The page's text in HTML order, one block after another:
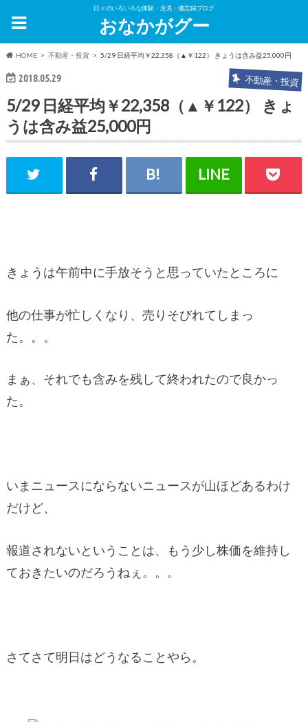
日々のいろいろな体験・意見・備忘録ブログ
おなかがグー
HOME 不動産・投資 5/29 日経平均￥22,358（▲￥122） きょうは含み益25,000円
2018.05.29 不動産・投資
5/29 日経平均￥22,358（▲￥122） きょ
うは含み益25,000円
きょうは午前中に手放そうと思っていたところに
他の仕事が忙しくなり、売りそびれてしまっ
た。。。
まぁ、それでも含みを残して終われたので良かっ
た。
いまニュースにならないニュースが山ほどあるわけ
だけど、
報道されないということは、もう少し株価を維持し
ておきたいのだろうねぇ。。。
さてさて明日はどうなることやら。